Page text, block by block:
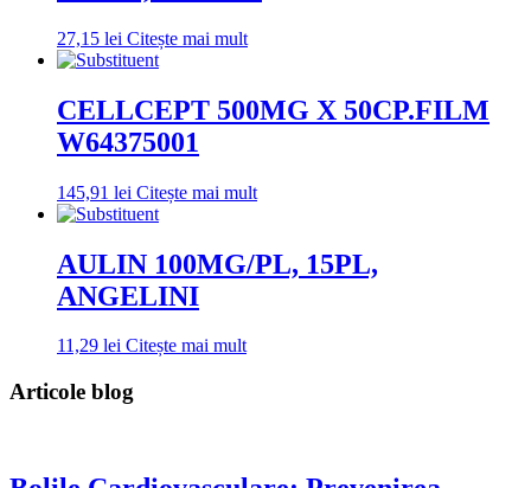
27,15 lei Citește mai mult
CELLCEPT 500MG X 50CP.FILM
W64375001
145,91 lei Citește mai mult
AULIN 100MG/PL, 15PL,
ANGELINI
11,29 lei Citește mai mult
Articole blog